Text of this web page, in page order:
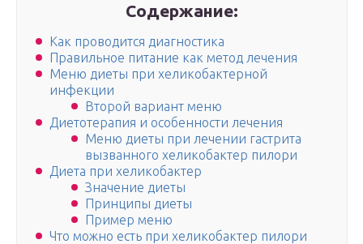
Содержание:
Как проводится диагностика
Правильное питание как метод лечения
Меню диеты при хеликобактерной
инфекции
Второй вариант меню
Диетотерапия и особенности лечения
Меню диеты при лечении гастрита
вызванного хеликобактер пилори
Диета при хеликобактер
Значение диеты
Принципы диеты
Пример меню
Что можно есть при хеликобактер пилори